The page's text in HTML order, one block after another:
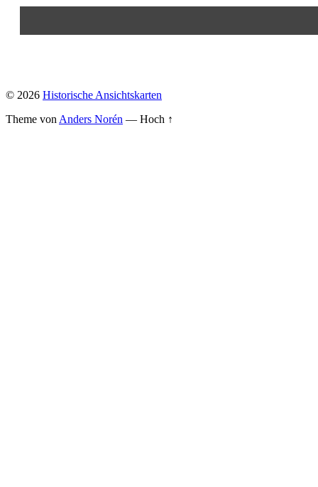
© 2026 Historische Ansichtskarten
Theme von Anders Norén — Hoch ↑